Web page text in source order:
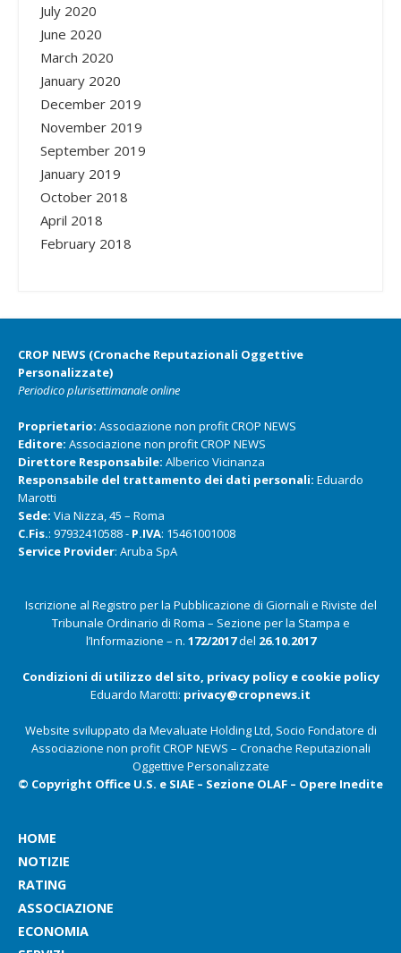
July 2020
June 2020
March 2020
January 2020
December 2019
November 2019
September 2019
January 2019
October 2018
April 2018
February 2018
CROP NEWS (Cronache Reputazionali Oggettive
Personalizzate)
Periodico plurisettimanale online
Proprietario: Associazione non profit CROP NEWS
Editore: Associazione non profit CROP NEWS
Direttore Responsabile: Alberico Vicinanza
Responsabile del trattamento dei dati personali: Eduardo
Marotti
Sede: Via Nizza, 45 – Roma
C.Fis.: 97932410588 - P.IVA: 15461001008
Service Provider: Aruba SpA
Iscrizione al Registro per la Pubblicazione di Giornali e Riviste del
Tribunale Ordinario di Roma – Sezione per la Stampa e
l’Informazione – n. 172/2017del 26.10.2017
Condizioni di utilizzo del sito, privacy policy e cookie policy
Eduardo Marotti: privacy@cropnews.it
Website sviluppato da Mevaluate Holding Ltd, Socio Fondatore di
Associazione non profit CROP NEWS – Cronache Reputazionali
Oggettive Personalizzate
© Copyright Office U.S. e SIAE – Sezione OLAF – Opere Inedite
HOME
NOTIZIE
RATING
ASSOCIAZIONE
ECONOMIA